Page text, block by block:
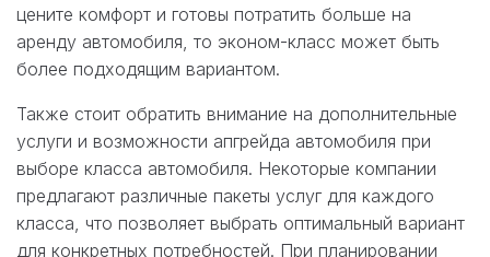
цените комфорт и готовы потратить больше на
аренду автомобиля, то эконом-класс может быть
более подходящим вариантом.
Также стоит обратить внимание на дополнительные
услуги и возможности апгрейда автомобиля при
выборе класса автомобиля. Некоторые компании
предлагают различные пакеты услуг для каждого
класса, что позволяет выбрать оптимальный вариант
для конкретных потребностей. При планировании